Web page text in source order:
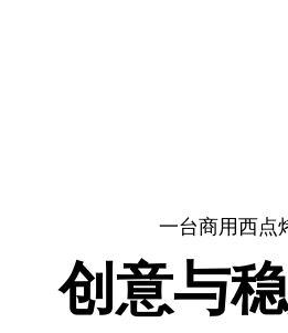
一台商用西点
创意与